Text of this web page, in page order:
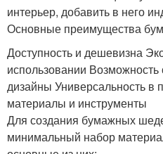
интерьер, добавить в него
Основные преимущества
Доступность и дешевизна
использовании
дизайны Универсальность
материалы и инструменты
Для создания бумажных
минимальный набор